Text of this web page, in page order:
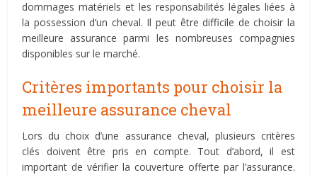
dommages matériels et les responsabilités légales liées à
la possession d’un cheval. Il peut être difficile de choisir la
meilleure assurance parmi les nombreuses compagnies
disponibles sur le marché.
Critères importants pour choisir la
meilleure assurance cheval
Lors du choix d’une assurance cheval, plusieurs critères
clés doivent être pris en compte. Tout d’abord, il est
important de vérifier la couverture offerte par l’assurance.